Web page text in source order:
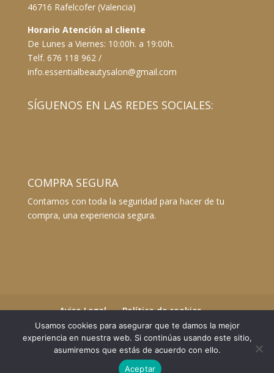
46716 Rafelcofer (Valencia)
Horario Atención al cliente
De Lunes a Viernes: 10:00h. a 19:00h.
Telf. 676 118 962 /
info.essentialbeautysalon@gmail.com
SÍGUENOS EN LAS REDES SOCIALES:
COMPRA SEGURA
Contamos con toda la seguridad para hacer de tu
compra, una experiencia segura.
Aviso Legal
Política de cookies
Términos y Condiciones
Envíos y devoluciones
Usamos cookies para asegurar que te damos la mejor
experiencia en nuestra web. Si continúas usando este sitio,
asumiremos que estás de acuerdo con ello.
Aceptar